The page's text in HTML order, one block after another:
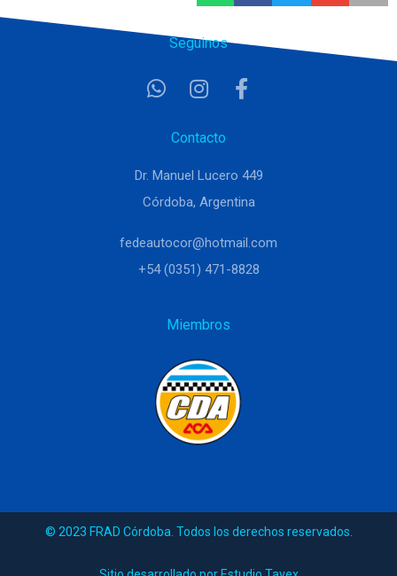
Seguinos
Contacto
Dr. Manuel Lucero 449
Córdoba, Argentina
fedeautocor@hotmail.com
+54 (0351) 471-8828
Miembros
© 2023 FRAD Córdoba. Todos los derechos reservados.